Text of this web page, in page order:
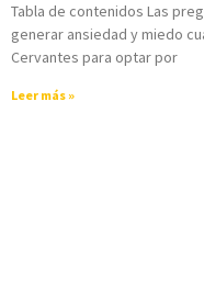
Tabla de contenidos Las
generar ansiedad y miedo
Cervantes para optar por
Leer más »